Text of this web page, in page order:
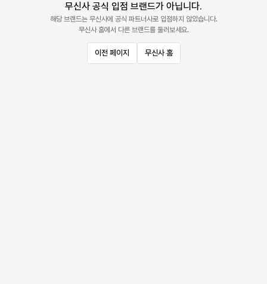
무신사 공식 입점 브랜드가 아닙니다.
해당 브랜드는 무신사에 공식 파트너사로 입점하지 않았습니다.
무신사 홈에서 다른 브랜드를 둘러보세요.
이전 페이지 무신사 홈